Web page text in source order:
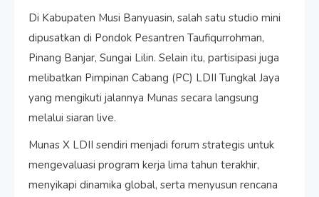
Di Kabupaten Musi Banyuasin, salah satu studio mini
dipusatkan di Pondok Pesantren Taufiqurrohman,
Pinang Banjar, Sungai Lilin. Selain itu, partisipasi juga
melibatkan Pimpinan Cabang (PC) LDII Tungkal Jaya
yang mengikuti jalannya Munas secara langsung
melalui siaran live.
Munas X LDII sendiri menjadi forum strategis untuk
mengevaluasi program kerja lima tahun terakhir,
menyikapi dinamika global, serta menyusun rencana